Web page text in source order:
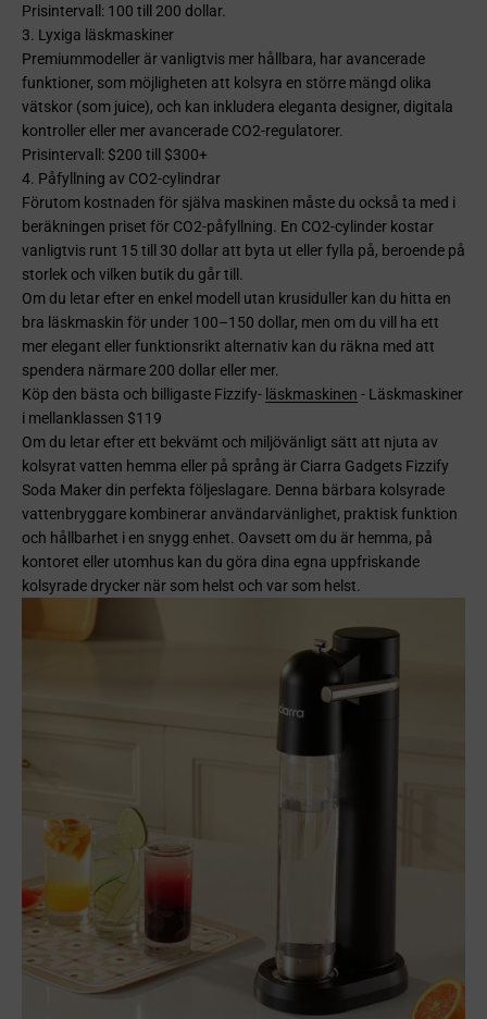
Prisintervall: 100 till 200 dollar.
3. Lyxiga läskmaskiner
Premiummodeller är vanligtvis mer hållbara, har avancerade
funktioner, som möjligheten att kolsyra en större mängd olika
vätskor (som juice), och kan inkludera eleganta designer, digitala
kontroller eller mer avancerade CO2-regulatorer.
Prisintervall: $200 till $300+
4. Påfyllning av CO2-cylindrar
Förutom kostnaden för själva maskinen måste du också ta med i
beräkningen priset för CO2-påfyllning. En CO2-cylinder kostar
vanligtvis runt 15 till 30 dollar att byta ut eller fylla på, beroende på
storlek och vilken butik du går till.
Om du letar efter en enkel modell utan krusiduller kan du hitta en
bra läskmaskin för under 100–150 dollar, men om du vill ha ett
mer elegant eller funktionsrikt alternativ kan du räkna med att
spendera närmare 200 dollar eller mer.
Köp den bästa och billigaste Fizzify- läskmaskinen - Läskmaskiner
i mellanklassen $119
Om du letar efter ett bekvämt och miljövänligt sätt att njuta av
kolsyrat vatten hemma eller på språng är Ciarra Gadgets Fizzify
Soda Maker din perfekta följeslagare. Denna bärbara kolsyrade
vattenbryggare kombinerar användarvänlighet, praktisk funktion
och hållbarhet i en snygg enhet. Oavsett om du är hemma, på
kontoret eller utomhus kan du göra dina egna uppfriskande
kolsyrade drycker när som helst och var som helst.